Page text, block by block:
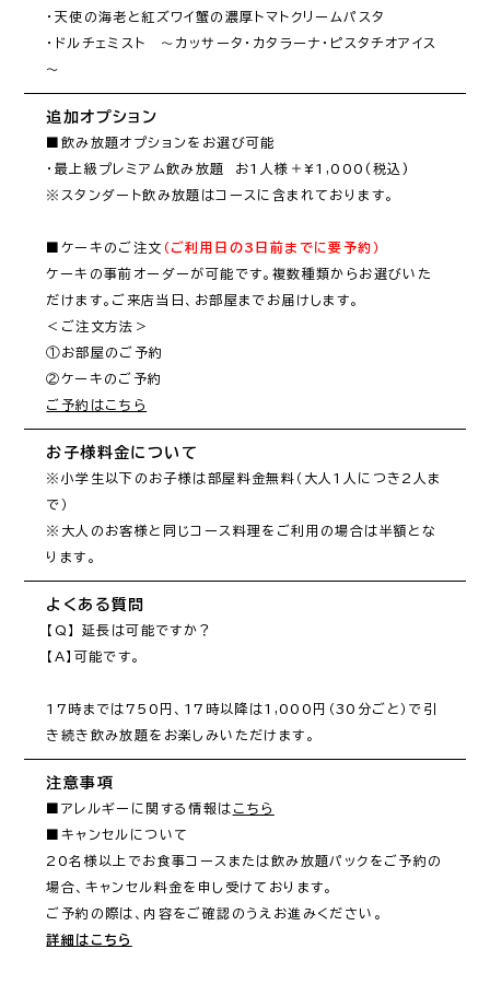
・天使の海老と紅ズワイ蟹の濃厚トマトクリームパスタ
・ドルチェミスト　～カッサータ・カタラーナ・ピスタチオアイス
～
追加オプション
■飲み放題オプションをお選び可能
・最上級プレミアム飲み放題　お1人様＋¥1,000(税込)
※スタンダート飲み放題はコースに含まれております。
■ケーキのご注文 （ご利用日の3日前までに要予約）
ケーキの事前オーダーが可能です。複数種類からお選びいた
だけます。ご来店当日、お部屋までお届けします。
＜ご注文方法＞
①お部屋のご予約
ご予約はこちら
お子様料金について
※小学生以下のお子様は部屋料金無料（大人1人につき2人ま
で）
※大人のお客様と同じコース料理をご利用の場合は半額とな
ります。
よくある質問
【Q】 延長は可能ですか？
【A】可能です。
17時までは750円、17時以降は1,000円（30分ごと）で引
注意事項
■アレルギーに関する情報は こちら
■キャンセルについて
20名様以上でお食事コースまたは飲み放題パックをご予約の
場合、キャンセル料金を申し受けております。
詳細はこちら